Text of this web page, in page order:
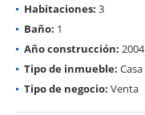
Habitaciones: 3
Baño: 1
Año construcción: 2004
Tipo de inmueble: Casa
Tipo de negocio: Venta